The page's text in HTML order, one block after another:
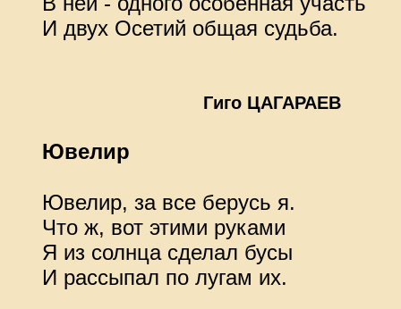
И двух Осетий общая судьба.
Гиго ЦАГАРАЕВ
Ювелир
Ювелир, за все берусь я.
Что ж, вот этими руками
Я из солнца сделал бусы
И рассыпал по лугам их.